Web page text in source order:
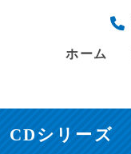
ホーム
CDシリーズ